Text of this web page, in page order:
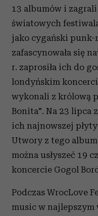
13 albumów i
światowych
jako cygański
zafascynowała się
r. zaprosiła ich do
londyńskim
wykonali z królową
Bonita". Na 23 lipca
ich najnowszej
Utwory z tego
można usłyszeć 19
koncercie Gogol
Podczas WrocLove
music w najlepszym